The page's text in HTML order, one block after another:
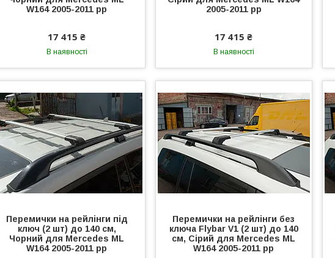
W164 2005-2011 рр
17 415 ₴
В наявності
2005-2011 рр
17 415 ₴
В наявності
Перемички на рейлінги під
ключ (2 шт) до 140 см,
Чорний для Mercedes ML
W164 2005-2011 рр
Перемички на рейлінги без
ключа Flybar V1 (2 шт) до 140
см, Сірий для Mercedes ML
W164 2005-2011 рр